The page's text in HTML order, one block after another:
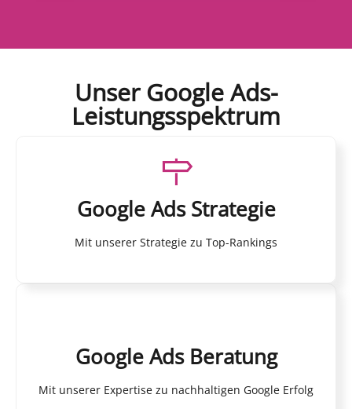
Unser Google Ads-
Leistungsspektrum
Google Ads Strategie
Mit unserer Strategie zu Top-Rankings
Google Ads Beratung
Mit unserer Expertise zu nachhaltigen Google Erfolg